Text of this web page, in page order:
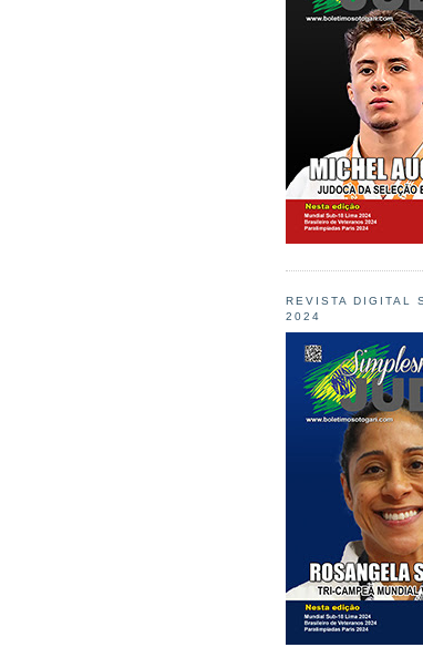
REVISTA DIGITAL
2024